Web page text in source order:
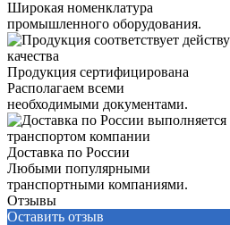
Широкая номенклатура
промышленного оборудования.
Продукция сертифицирована
Располагаем всеми
необходимыми документами.
Доставка по России
Любыми популярными
транспортными компаниями.
Отзывы
Оставить отзыв